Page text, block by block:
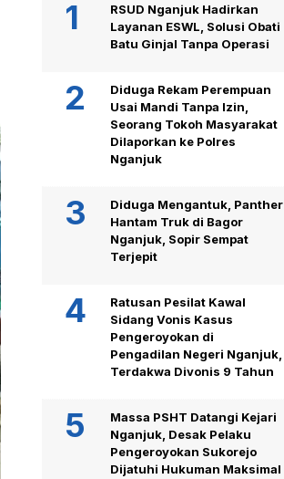
RSUD Nganjuk Hadirkan
Layanan ESWL, Solusi Obati
Batu Ginjal Tanpa Operasi
Diduga Rekam Perempuan
Usai Mandi Tanpa Izin,
Seorang Tokoh Masyarakat
Dilaporkan ke Polres
Nganjuk
Diduga Mengantuk, Panther
Hantam Truk di Bagor
Nganjuk, Sopir Sempat
Terjepit
Ratusan Pesilat Kawal
Sidang Vonis Kasus
Pengeroyokan di
Pengadilan Negeri Nganjuk,
Terdakwa Divonis 9 Tahun
Massa PSHT Datangi Kejari
Nganjuk, Desak Pelaku
Pengeroyokan Sukorejo
Dijatuhi Hukuman Maksimal